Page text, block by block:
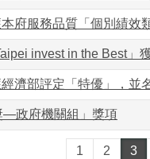
府服務品質「個別績效
invest in the Best」
濟部評定「特優」，並
—政府機關組」獎項
1 2 3